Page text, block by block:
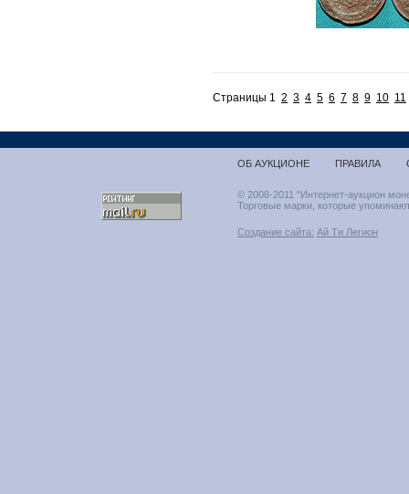
Страницы 1 2 3 4 5 6 7 8 9 10 11
ОБ АУКЦИОНЕ ПРАВИЛА
© 2008-2011 "Интернет-аукцион
Торговые марки, которые
Создание сайта: Ай Ти Легион